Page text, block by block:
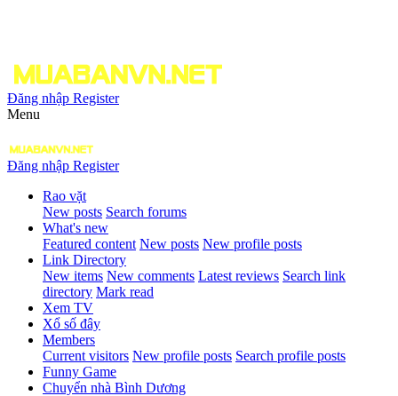
Đăng nhập Register
Menu
Đăng nhập Register
Rao vặt
New posts Search forums
What's new
Featured content New posts New profile posts
Link Directory
New items New comments Latest reviews Search link
directory Mark read
Xem TV
Xổ số đây
Members
Current visitors New profile posts Search profile posts
Funny Game
Chuyển nhà Bình Dương